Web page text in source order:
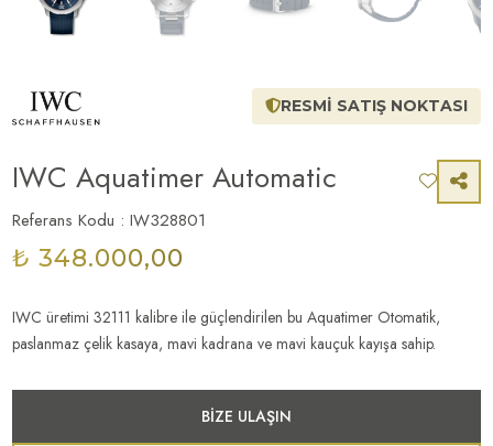
RESMİ SATIŞ NOKTASI
IWC Aquatimer Automatic
Referans Kodu : IW328801
₺ 348.000,00
IWC üretimi 32111 kalibre ile güçlendirilen bu Aquatimer Otomatik,
paslanmaz çelik kasaya, mavi kadrana ve mavi kauçuk kayışa sahip.
BIZE ULAŞIN